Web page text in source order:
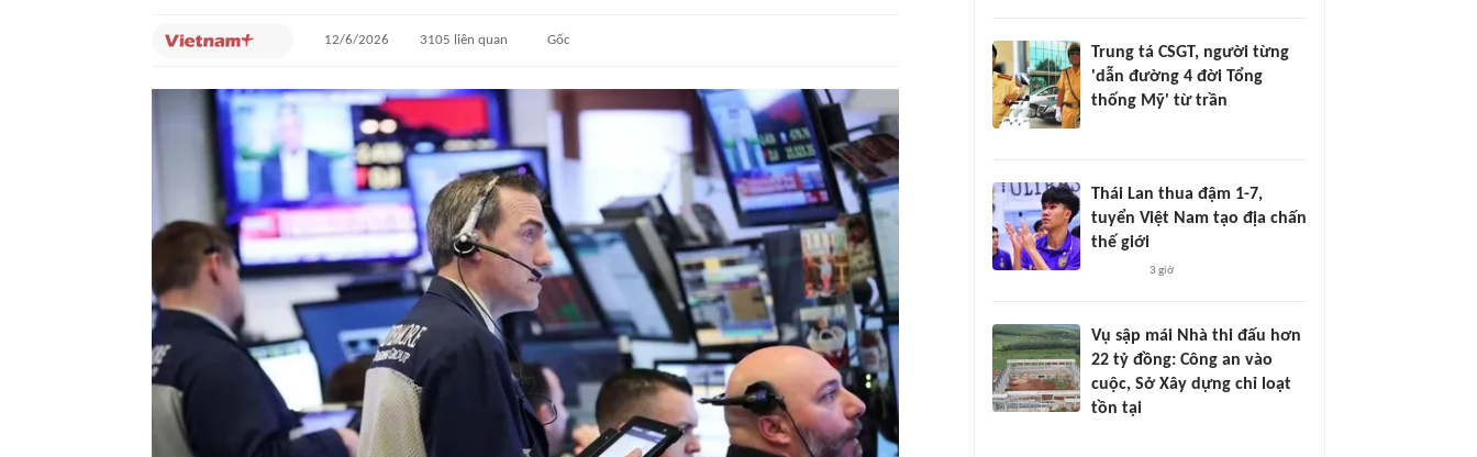
12/6/2026 3105 liên quan Gốc
Trung tá CSGT, người từng
'dẫn đường 4 đời Tổng
thống Mỹ' từ trần
Thái Lan thua đậm 1-7,
tuyển Việt Nam tạo địa chấn
thế giới
3 giờ
Vụ sập mái Nhà thi đấu hơn
22 tỷ đồng: Công an vào
cuộc, Sở Xây dựng chỉ loạt
tồn tại